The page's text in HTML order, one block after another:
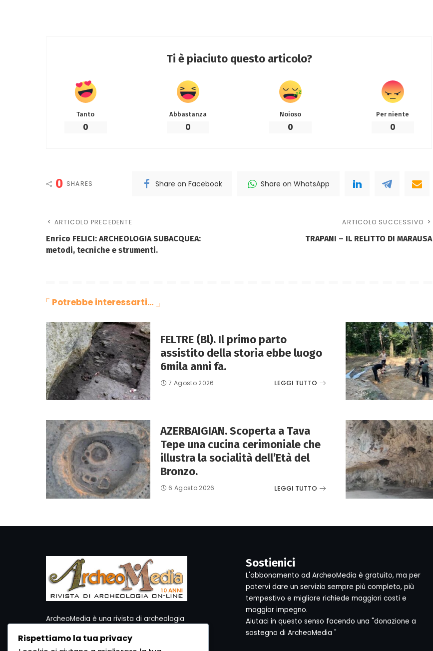
Ti è piaciuto questo articolo?
Tanto
0
Abbastanza
0
Noioso
0
Per niente
0
0 SHARES Share on Facebook Share on WhatsApp
ARTICOLO PRECEDENTE
Enrico FELICI: ARCHEOLOGIA SUBACQUEA:
metodi, tecniche e strumenti.
ARTICOLO SUCCESSIVO
TRAPANI – IL RELITTO DI MARAUSA
Potrebbe interessarti…
FELTRE (Bl). Il primo parto
assistito della storia ebbe luogo
6mila anni fa.
7 Agosto 2026 LEGGI TUTTO
AZERBAIGIAN. Scoperta a Tava
Tepe una cucina cerimoniale che
illustra la socialità dell’Età del
Bronzo.
6 Agosto 2026 LEGGI TUTTO
ArcheoMedia è una rivista di archeologia
Per contattare la Redazione potete utilizzare i
Sostienici
L'abbonamento ad ArcheoMedia è gratuito, ma per
potervi dare un servizio sempre più completo, più
tempestivo e migliore richiede maggiori costi e
maggior impegno.
Aiutaci in questo senso facendo una "donazione a
sostegno di ArcheoMedia "
Rispettiamo la tua privacy